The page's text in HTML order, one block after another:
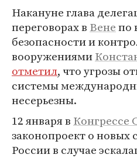
Накануне глава
переговорах в Венепо
безопасности и
вооружениями
отметил, что угрозы
системы
несерьезны.
12 января в
законопроект о новых
России в случае